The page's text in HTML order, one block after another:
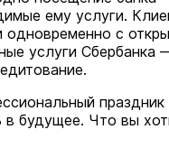
ему услуги.
одновременно с
услуги Сбербанка
праздник
в будущее. Что вы